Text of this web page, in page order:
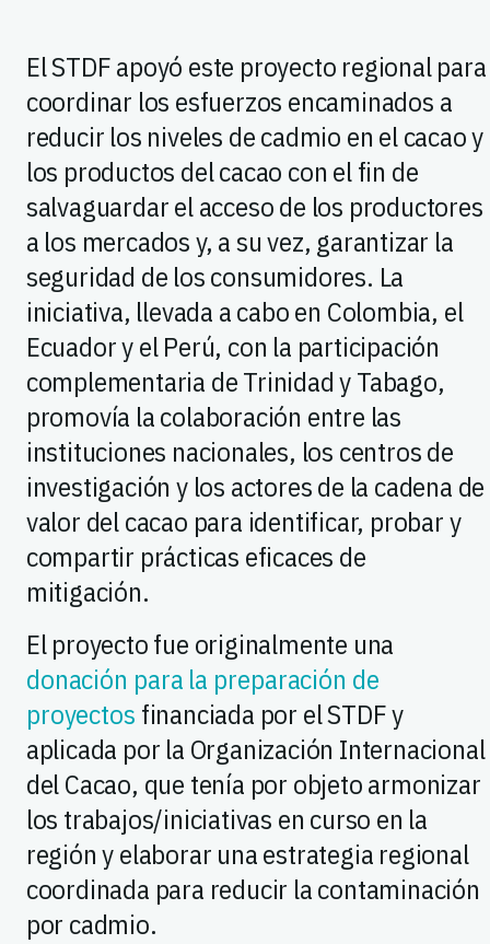
El STDF apoyó este proyecto regional para
coordinar los esfuerzos encaminados a
reducir los niveles de cadmio en el cacao y
los productos del cacao con el fin de
salvaguardar el acceso de los productores
a los mercados y, a su vez, garantizar la
seguridad de los consumidores. La
iniciativa, llevada a cabo en Colombia, el
Ecuador y el Perú, con la participación
complementaria de Trinidad y Tabago,
promovía la colaboración entre las
instituciones nacionales, los centros de
investigación y los actores de la cadena de
valor del cacao para identificar, probar y
compartir prácticas eficaces de
mitigación.
El proyecto fue originalmente una
donación para la preparación de
proyectos financiada por el STDF y
aplicada por la Organización Internacional
del Cacao, que tenía por objeto armonizar
los trabajos/iniciativas en curso en la
región y elaborar una estrategia regional
coordinada para reducir la contaminación
por cadmio.